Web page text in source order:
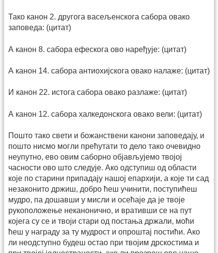
Тако канон 2. другога васељенскога сабора овако
заповеда: (цитат)
А канон 8. сабора ефескога ово наређује: (цитат)
А канон 14. сабора антиохијскога овако налаже: (цитат)
И канон 22. истога сабора овако разлаже: (цитат)
А канон 12. сабора халкедонскога овако вели: (цитат)
Пошто тако свети и божанствени канони заповедају, и
пошто нисмо могли прећутати то дело тако очевидно
неупутно, ево овим саборно објављујемо твојој
часности ово што следује. Ако одступиш од области
које по старини припадају нашој епархији, а које ти сад
незаконито држиш, добро ћеш учинити, поступићеш
мудро, па дошавши у мисли и осећаје да је твоје
рукоположење неканонично, и вративши се на пут
којега су се и твоји стари од постања држали, моћи
ћеш у награду за ту мудрост и опроштај постићи. Ако
ли неодступно будеш остао при твојим дрскостима и